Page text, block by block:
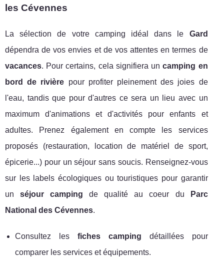
les Cévennes
La sélection de votre camping idéal dans le Gard
dépendra de vos envies et de vos attentes en termes de
vacances. Pour certains, cela signifiera uncamping en
bord de rivière pour profiter pleinement des joies de
l'eau, tandis que pour d'autres ce sera un lieu avec un
maximum d'animations et d'activités pour enfants et
adultes. Prenez également en compte les services
proposés (restauration, location de matériel de sport,
épicerie...) pour un séjour sans soucis. Renseignez-vous
sur les labels écologiques ou touristiques pour garantir
unséjour camping de qualité au coeur du
Parc
National des Cévennes.
Consultez les fiches camping détaillées pour
comparer les services et équipements.